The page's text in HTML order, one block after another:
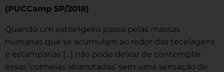
(PUCCamp SP/2018)
Quando um estrangeiro passa pelas massas
humanas que se acumulam ao redor das tecelagens
e estamparias […] não pode deixar de contemplar
essas ‘colmeias abarrotadas’ sem uma sensação de